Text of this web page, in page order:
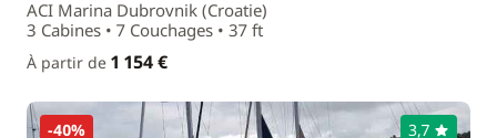
ACI Marina Dubrovnik (Croatie)
3 Cabines • 7 Couchages • 37 ft
À partir de 1 154 €
-40% 3,7